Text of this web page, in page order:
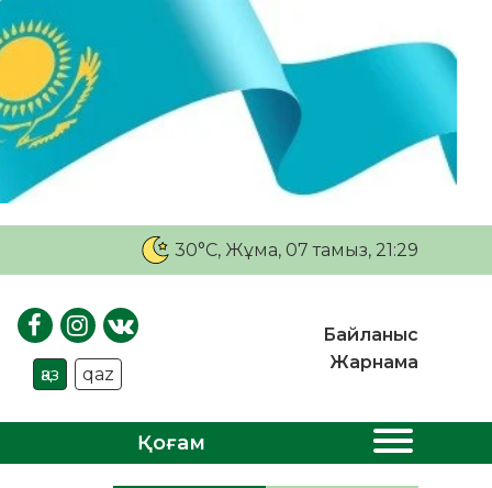
30°C, Жұма, 07 тамыз, 21:29
қаз qaz
Байланыс
Жарнама
Қоғам